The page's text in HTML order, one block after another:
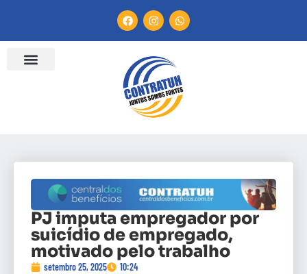
PJ imputa empregador por
suicídio de empregado,
motivado pelo trabalho
setembro 25, 2025 10:24